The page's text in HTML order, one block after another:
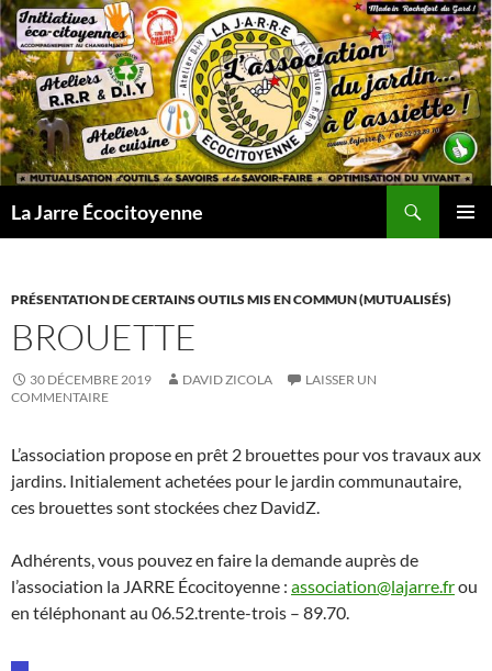
Aller
au
contenu
La Jarre Écocitoyenne
PRÉSENTATION DE CERTAINS OUTILS MIS EN COMMUN (MUTUALISÉS)
BROUETTE
30 DÉCEMBRE 2019 DAVID ZICOLA
LAISSER UN
COMMENTAIRE
L’association propose en prêt 2 brouettes pour vos travaux aux
jardins. Initialement achetées pour le jardin communautaire,
ces brouettes sont stockées chez DavidZ.
Adhérents, vous pouvez en faire la demande auprès de
l’association la JARRE Écocitoyenne : association@lajarre.frou
en téléphonant au 06.52.trente-trois – 89.70.